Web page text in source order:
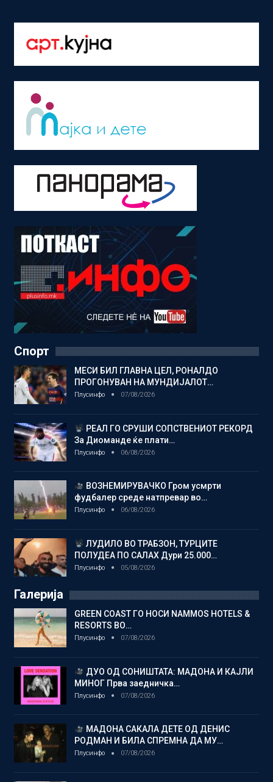
Спорт
МЕСИ БИЛ ГЛАВНА ЦЕЛ, РОНАЛДО
ПРОГОНУВАН НА МУНДИЈАЛОТ…
Плусинфо 07/08/2026
РЕАЛ ГО СРУШИ СОПСТВЕНИОТ РЕКОРД
За Диоманде ќе плати…
Плусинфо 06/08/2026
ВОЗНЕМИРУВАЧКО Гром усмрти
фудбалер среде натпревар во…
Плусинфо 06/08/2026
ЛУДИЛО ВО ТРАБЗОН, ТУРЦИТЕ
ПОЛУДЕА ПО САЛАХ Дури 25.000…
Плусинфо 05/08/2026
Галерија
GREEN COAST ГО НОСИ NAMMOS HOTELS &
RESORTS ВО…
Плусинфо 07/08/2026
ДУО ОД СОНИШТАТА: МАДОНА И КАЈЛИ
МИНОГ Прва заедничка…
Плусинфо 07/08/2026
МАДОНА САКАЛА ДЕТЕ ОД ДЕНИС
РОДМАН И БИЛА СПРЕМНА ДА МУ…
Плусинфо 07/08/2026